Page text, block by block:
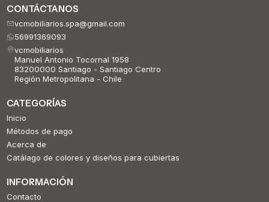
CONTÁCTANOS
vcmobiliarios.spa@gmail.com
56991369093
vcmobiliarios
Manuel Antonio Tocornal 1958
83200000 Santiago - Santiago Centro
Región Metropolitana - Chile
CATEGORÍAS
Inicio
Métodos de pago
Acerca de
Catálago de colores y diseños para cubiertas
INFORMACIÓN
Contacto